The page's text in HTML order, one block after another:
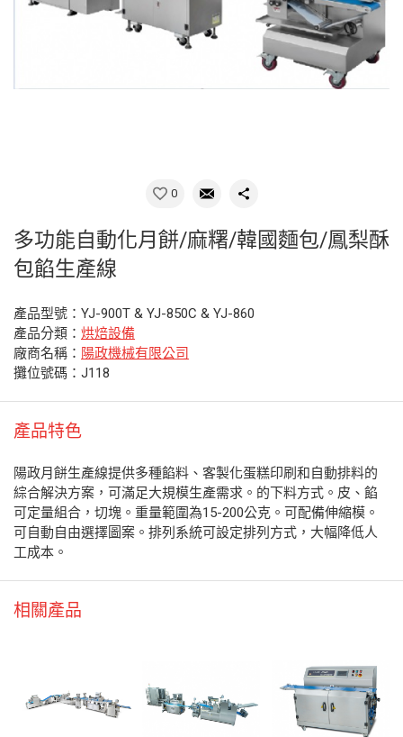
0
多功能自動化月餅/麻糬/韓國麵包/鳳梨酥
包餡生產線
產品型號：YJ-900T & YJ-850C & YJ-860
產品分類： 烘焙設備
廠商名稱： 陽政機械有限公司
攤位號碼：J118
產品特色
陽政月餅生產線提供多種餡料、客製化蛋糕印刷和自動排料的
綜合解決方案，可滿足大規模生產需求。的下料方式。皮、餡
可定量組合，切塊。重量範圍為15-200公克。可配備伸縮模。
可自動自由選擇圖案。排列系統可設定排列方式，大幅降低人
工成本。
相關產品